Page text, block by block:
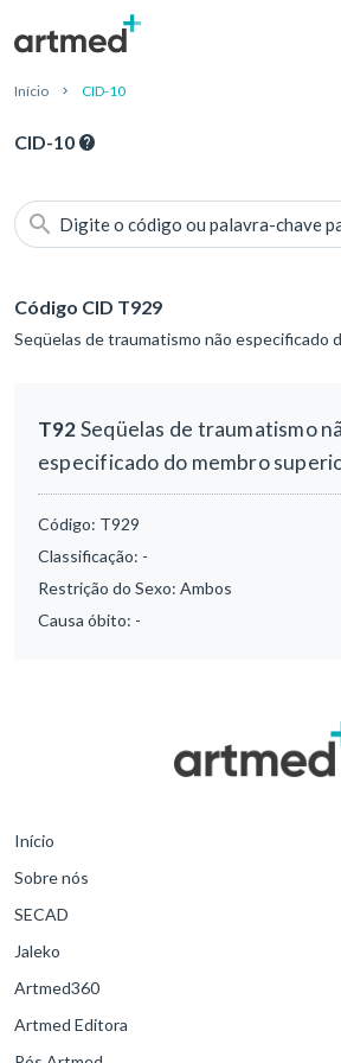
Início CID-10
CID-10
Digite o código ou palavra-chave
Código CID T929
Seqüelas de traumatismo não especificado
T92Seqüelas de traumatismo
especificado do membro
Código: T929
Classificação: -
Restrição do Sexo: Ambos
Causa óbito: -
Início
Sobre nós
SECAD
Jaleko
Artmed360
Artmed Editora